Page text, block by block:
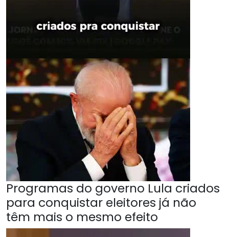
Programas do governo Lula criados
para conquistar eleitores já não
têm mais o mesmo efeito